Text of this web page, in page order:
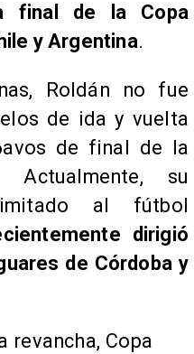
final de la Copa
y Argentina.
Roldán no fue
de ida y vuelta
de final de la
Actualmente, su
al fútbol
dirigió
de Córdoba y
revancha, Copa